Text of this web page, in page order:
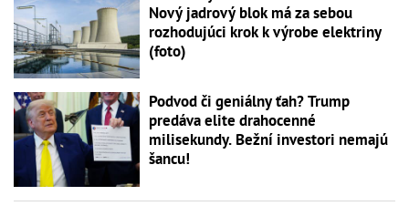
Nový jadrový blok má za sebou
rozhodujúci krok k výrobe elektriny
(foto)
Podvod či geniálny ťah? Trump
predáva elite drahocenné
milisekundy. Bežní investori nemajú
šancu!